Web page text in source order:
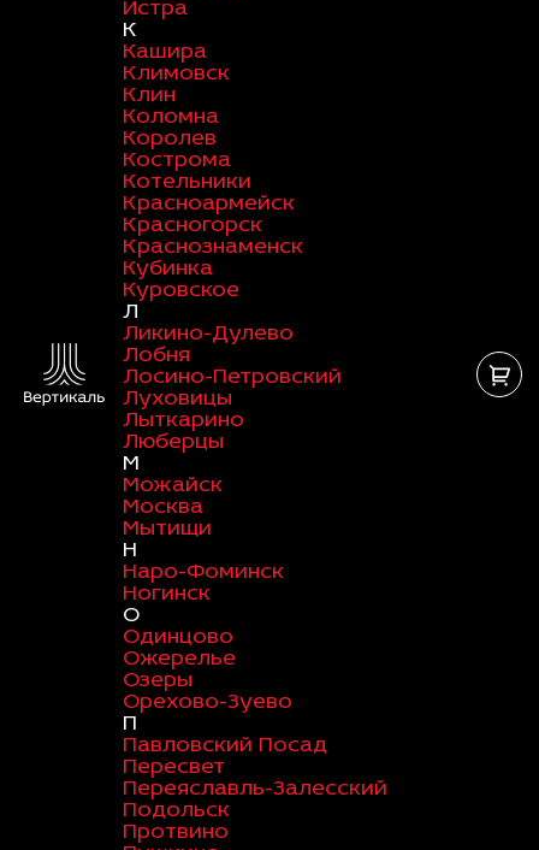
Истра
К
Кашира
Климовск
Клин
Коломна
Королев
Кострома
Котельники
Красноармейск
Красногорск
Краснознаменск
Кубинка
Куровское
Л
Ликино-Дулево
Лобня
Лосино-Петровский
Луховицы
Лыткарино
Люберцы
М
Можайск
Москва
Мытищи
Н
Наро-Фоминск
Ногинск
О
Одинцово
Ожерелье
Озеры
Орехово-Зуево
П
Павловский Посад
Пересвет
Переяславль-Залесский
Подольск
Протвино